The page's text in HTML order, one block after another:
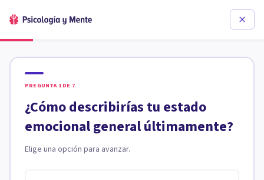
PREGUNTA 1 DE 7
¿Cómo describirías tu estado
emocional general últimamente?
Elige una opción para avanzar.